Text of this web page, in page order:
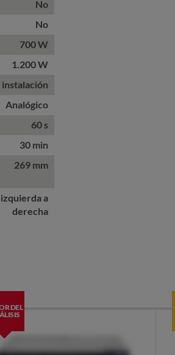
No
No
700 W
1.200 W
Analógico
60 s
30 min
269 mm
a
derecha
DEL